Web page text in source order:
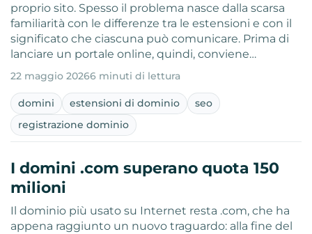
proprio sito. Spesso il problema nasce dalla scarsa
familiarità con le differenze tra le estensioni e con il
significato che ciascuna può comunicare. Prima di
lanciare un portale online, quindi, conviene…
22 maggio 20266 minuti di lettura
domini estensioni di dominio
seo
registrazione dominio
I domini .com superano quota 150
milioni
Il dominio più usato su Internet resta .com, che ha
appena raggiunto un nuovo traguardo: alla fine del